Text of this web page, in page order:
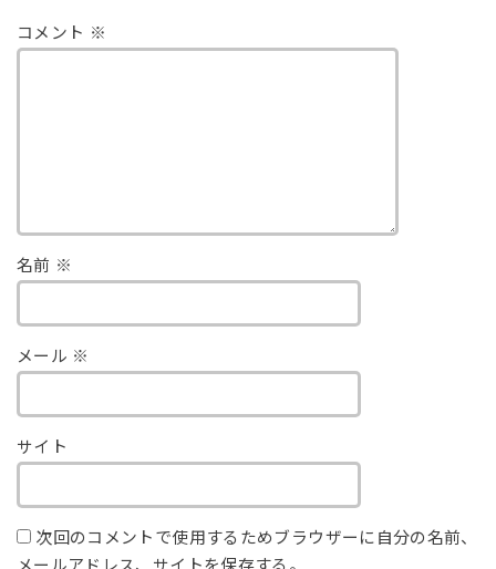
コメント ※
名前 ※
メール ※
サイト
次回のコメントで使用するためブラウザーに自分の名前、
メールアドレス、サイトを保存する。